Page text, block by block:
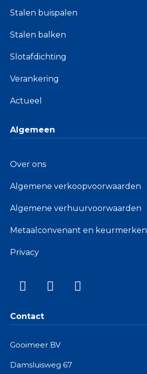
Stalen buispalen
Stalen balken
Slotafdichting
Verankering
Actueel
Algemeen
Over ons
Algemene verkoopvoorwaarden
Algemene verhuurvoorwaarden
Metaalconvenant en keurmerken
Privacy
Contact
Gooimeer BV
Damsluisweg 67